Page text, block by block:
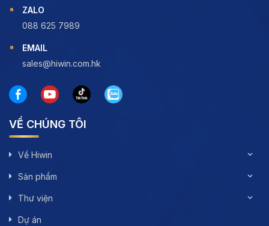
ZALO
088 625 7989
EMAIL
sales@hiwin.com.hk
VỀ CHÚNG TÔI
Về Hiwin
Sản phẩm
Thư viện
Dự án